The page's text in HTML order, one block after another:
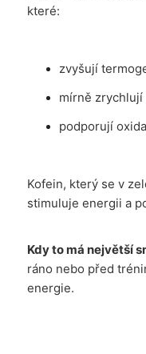
které:
zvyšují
mírně zrychlují
podporují
Kofein, který se v
stimuluje energii a
Kdy to má největší
ráno nebo před
energie.